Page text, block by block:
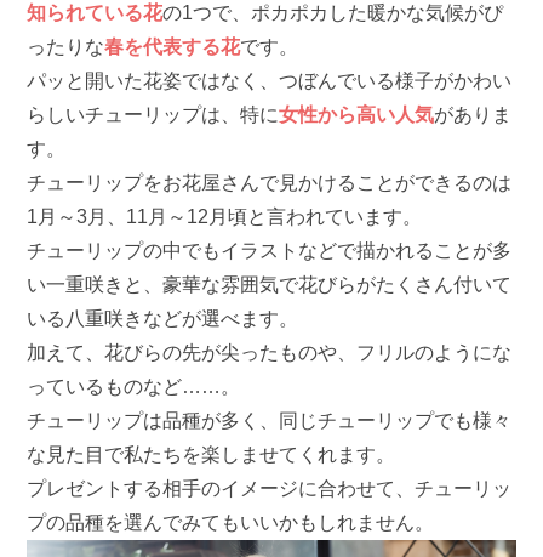
知られている花の1つで、ポカポカした暖かな気候がぴ
ったりな春を代表する花です。
パッと開いた花姿ではなく、つぼんでいる様子がかわい
らしいチューリップは、特に女性から高い人気がありま
す。
チューリップをお花屋さんで見かけることができるのは
1月～3月、11月～12月頃と言われています。
チューリップの中でもイラストなどで描かれることが多
い一重咲きと、豪華な雰囲気で花びらがたくさん付いて
いる八重咲きなどが選べます。
加えて、花びらの先が尖ったものや、フリルのようにな
っているものなど……。
チューリップは品種が多く、同じチューリップでも様々
な見た目で私たちを楽しませてくれます。
プレゼントする相手のイメージに合わせて、チューリッ
プの品種を選んでみてもいいかもしれません。